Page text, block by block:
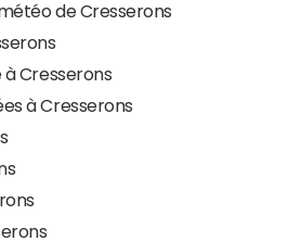
de Cresserons
Cresserons
à Cresserons